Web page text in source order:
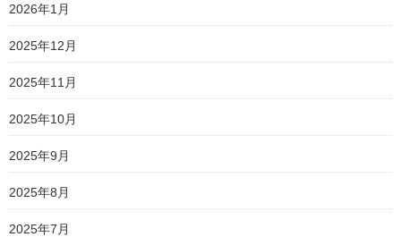
2026年1月
2025年12月
2025年11月
2025年10月
2025年9月
2025年8月
2025年7月